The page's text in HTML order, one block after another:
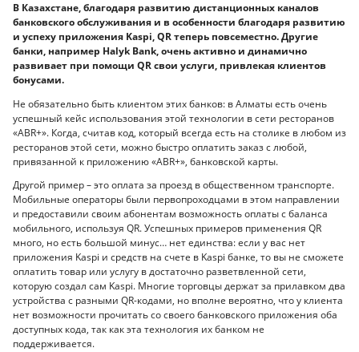
В Казахстане, благодаря развитию дистанционных каналов
банковского обслуживания и в особенности благодаря развитию
и успеху приложения Kaspi, QR теперь повсеместно. Другие
банки, например Halyk Bank, очень активно и динамично
развивает при помощи QR свои услуги, привлекая клиентов
бонусами.
Не обязательно быть клиентом этих банков: в Алматы есть очень
успешный кейс использования этой технологии в сети ресторанов
«ABR+». Когда, считав код, который всегда есть на столике в любом из
ресторанов этой сети, можно быстро оплатить заказ с любой,
привязанной к приложению «ABR+», банковской карты.
Другой пример – это оплата за проезд в общественном транспорте.
Мобильные операторы были первопроходцами в этом направлении
и предоставили своим абонентам возможность оплаты с баланса
мобильного, используя QR. Успешных примеров применения QR
много, но есть большой минус… нет единства: если у вас нет
приложения Kaspi и средств на счете в Kaspi банке, то вы не сможете
оплатить товар или услугу в достаточно разветвленной сети,
которую создал сам Kaspi. Многие торговцы держат за прилавком два
устройства с разными QR-кодами, но вполне вероятно, что у клиента
нет возможности прочитать со своего банковского приложения оба
доступных кода, так как эта технология их банком не
поддерживается.